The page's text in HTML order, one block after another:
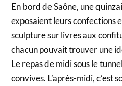
En bord de Saône, une
exposaient leurs confections
sculpture sur livres aux
chacun pouvait trouver une
Le repas de midi sous le
convives. L’après-midi, c’est